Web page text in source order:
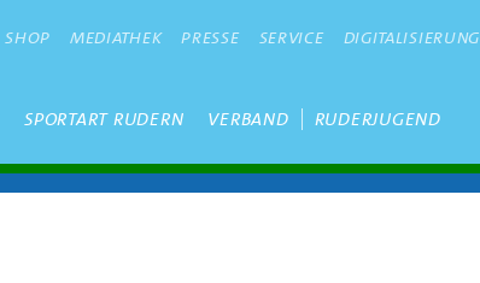
SHOP MEDIATHEK PRESSE SERVICE DIGITALISIERUNG
SPORTART RUDERN VERBAND RUDERJUGEND